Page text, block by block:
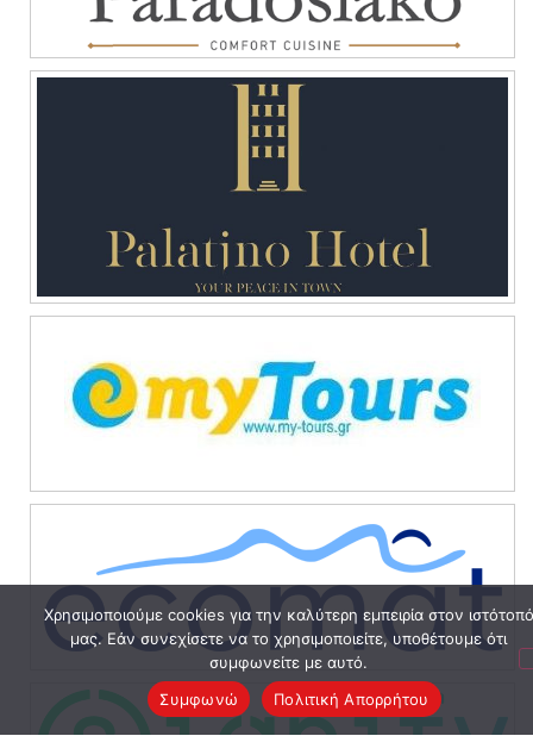
Χρησιμοποιούμε cookies για την καλύτερη εμπειρία στον ιστότοπό
μας. Εάν συνεχίσετε να το χρησιμοποιείτε, υποθέτουμε ότι
συμφωνείτε με αυτό.
Συμφωνώ
Πολιτική Απορρήτου